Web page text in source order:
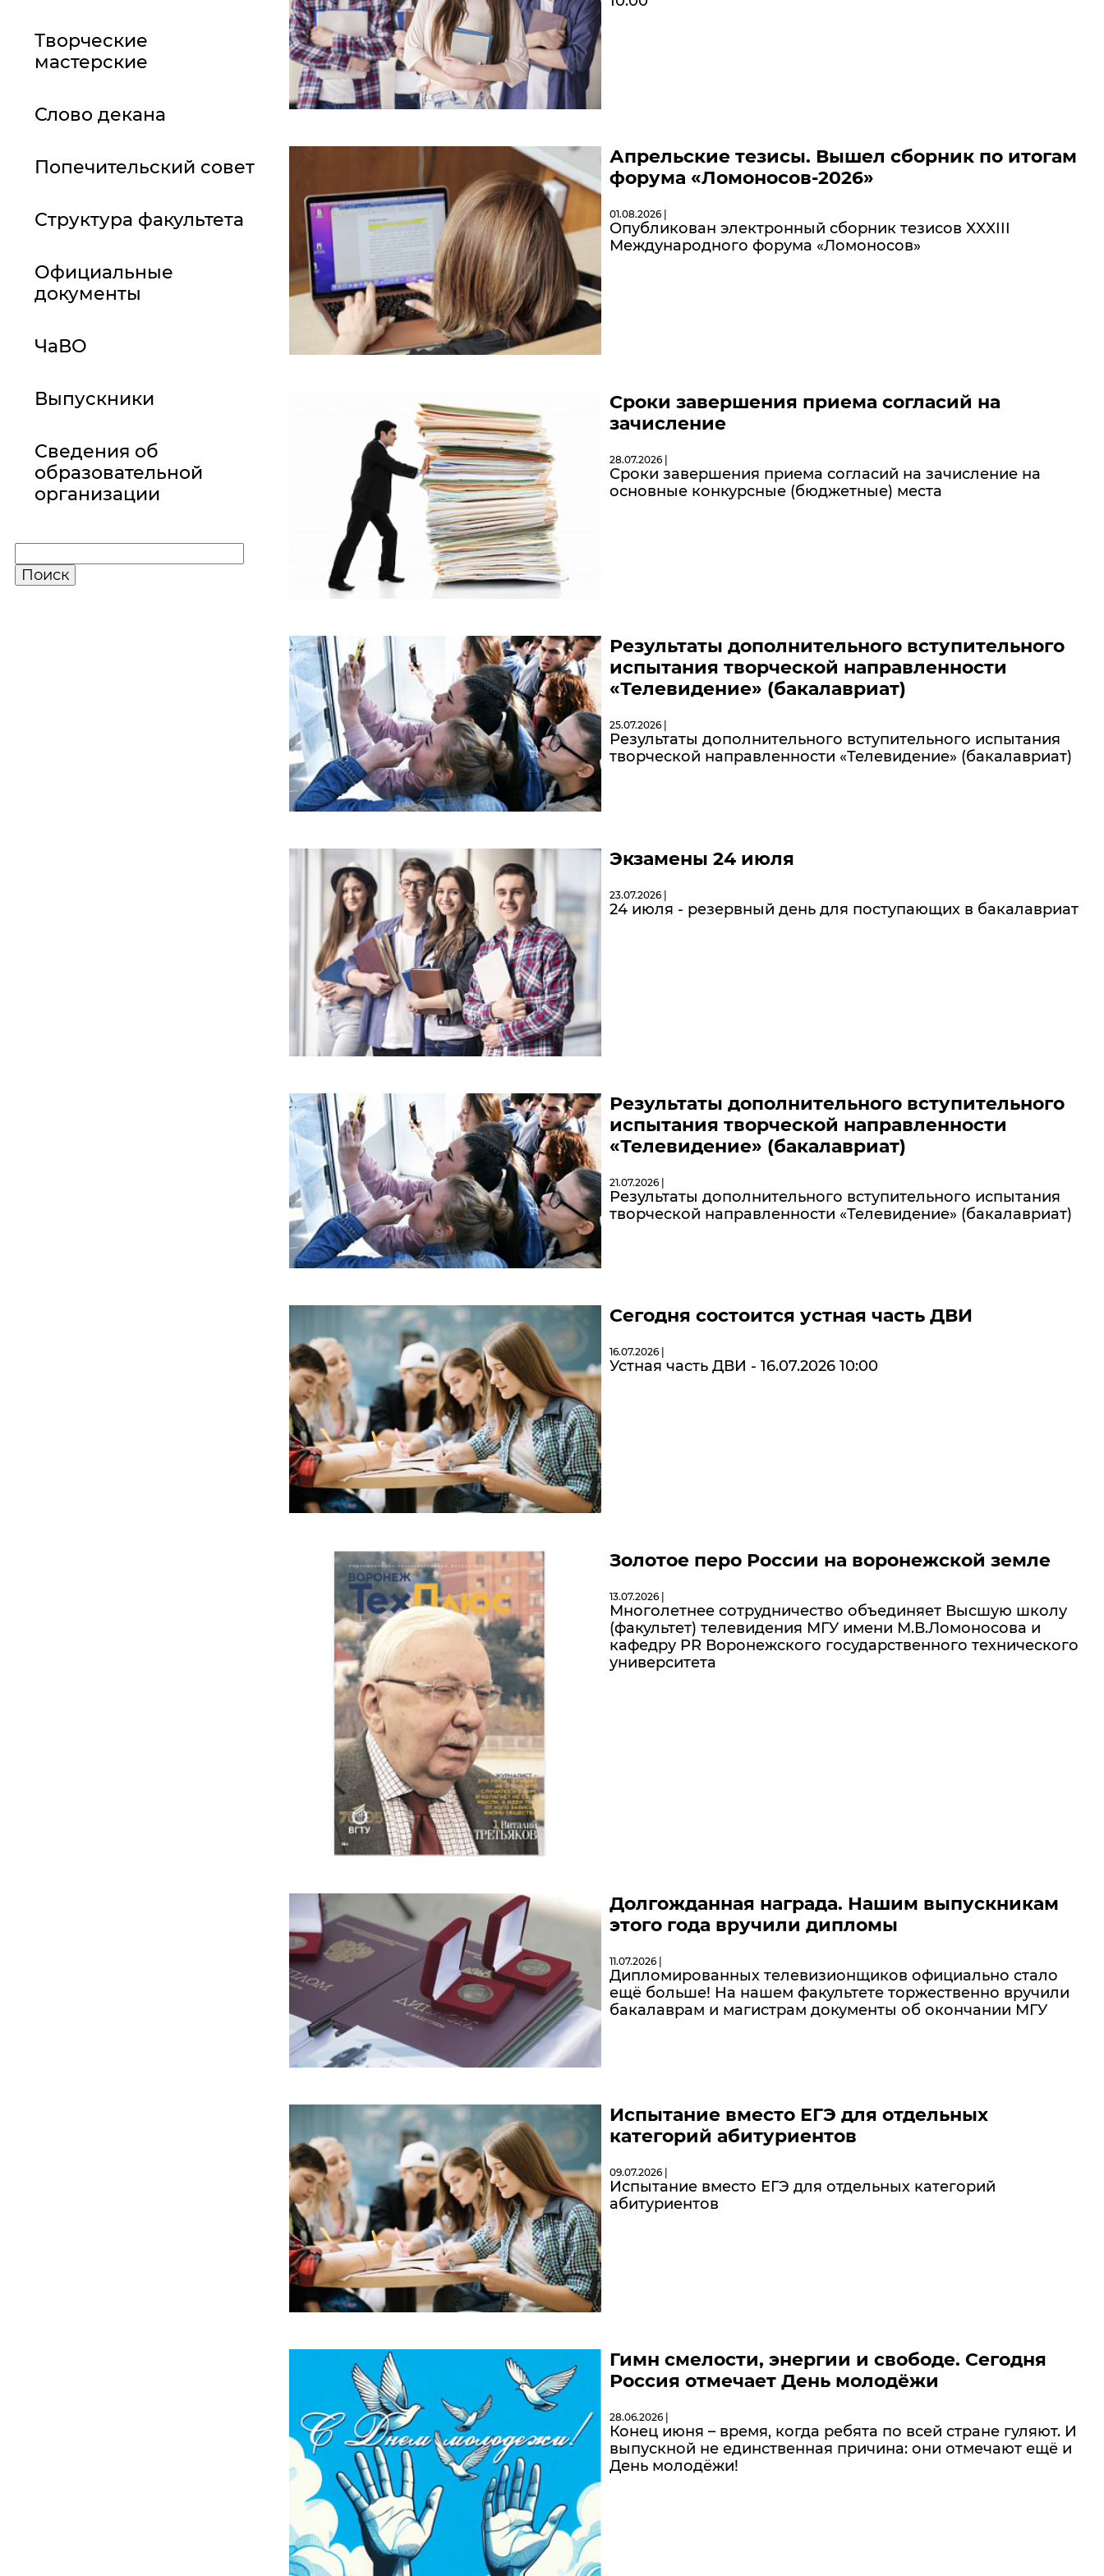
Творческие
мастерские
Слово декана
Попечительский совет
Структура факультета
Официальные
документы
ЧаВО
Выпускники
Сведения об
образовательной
организации
Апрельские тезисы. Вышел сборник по итогам
форума «Ломоносов-2026»
01.08.2026 |
Опубликован электронный сборник тезисов XXXIII
Международного форума «Ломоносов»
Сроки завершения приема согласий на
зачисление
28.07.2026 |
Сроки завершения приема согласий на зачисление на
основные конкурсные (бюджетные) места
Результаты дополнительного вступительного
испытания творческой направленности
«Телевидение» (бакалавриат)
25.07.2026 |
Результаты дополнительного вступительного испытания
творческой направленности «Телевидение» (бакалавриат)
Экзамены 24 июля
23.07.2026 |
24 июля - резервный день для поступающих в бакалавриат
Результаты дополнительного вступительного
испытания творческой направленности
«Телевидение» (бакалавриат)
21.07.2026 |
Результаты дополнительного вступительного испытания
творческой направленности «Телевидение» (бакалавриат)
Сегодня состоится устная часть ДВИ
16.07.2026 |
Устная часть ДВИ - 16.07.2026 10:00
Золотое перо России на воронежской земле
13.07.2026 |
Многолетнее сотрудничество объединяет Высшую школу
(факультет) телевидения МГУ имени М.В.Ломоносова и
кафедру PR Воронежского государственного технического
университета
Долгожданная награда. Нашим выпускникам
этого года вручили дипломы
11.07.2026 |
Дипломированных телевизионщиков официально стало
ещё больше! На нашем факультете торжественно вручили
бакалаврам и магистрам документы об окончании МГУ
Испытание вместо ЕГЭ для отдельных
категорий абитуриентов
09.07.2026 |
Испытание вместо ЕГЭ для отдельных категорий
абитуриентов
Гимн смелости, энергии и свободе. Сегодня
Россия отмечает День молодёжи
28.06.2026 |
Конец июня – время, когда ребята по всей стране гуляют. И
выпускной не единственная причина: они отмечают ещё и
День молодёжи!